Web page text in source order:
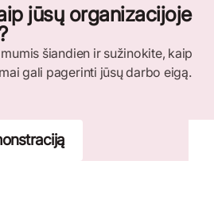
jūsų organizacijoje
šiandien ir sužinokite, kaip
gali pagerinti jūsų darbo eigą.